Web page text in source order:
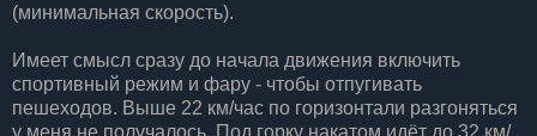
(минимальная скорость).
Имеет смысл сразу до начала движения включить
спортивный режим и фару - чтобы отпугивать
пешеходов. Выше 22 км/час по горизонтали разгоняться
у меня не получалось. Под горку накатом идёт до 32 км/